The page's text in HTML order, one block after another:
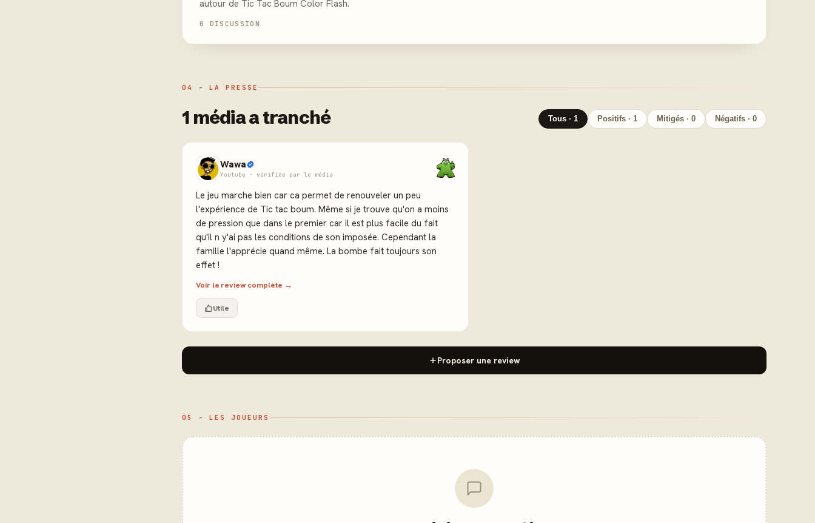
autour de Tic Tac Boum Color Flash.
0 DISCUSSION
04 - LA PRESSE
1 média a tranché Tous · 1 Positifs · 1 Mitigés · 0 Négatifs · 0
Wawa
Youtube · vérifiée par le média
Le jeu marche bien car ca permet de renouveler un peu
l'expérience de Tic tac boum. Même si je trouve qu'on a moins
de pression que dans le premier car il est plus facile du fait
qu'il n y'ai pas les conditions de son imposée. Cependant la
famille l'apprécie quand même. La bombe fait toujours son
effet !
Voir la review complète →
Utile
Proposer une review
05 - LES JOUEURS